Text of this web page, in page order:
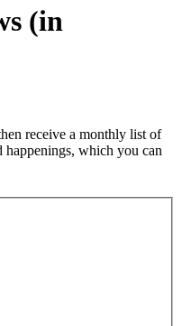
(in
receive a monthly list of
happenings, which you can